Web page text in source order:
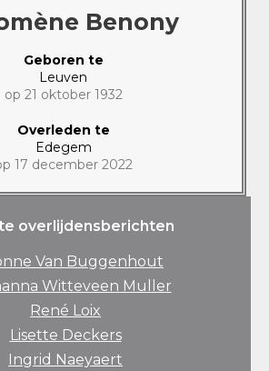
Benony
Geboren te
Leuven
op 21 oktober 1932
Overleden te
Edegem
17 december 2022
overlijdensberichten
Van Buggenhout
Witteveen Muller
René Loix
Lisette Deckers
Ingrid Naeyaert